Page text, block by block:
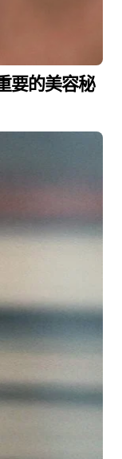
要的美容秘